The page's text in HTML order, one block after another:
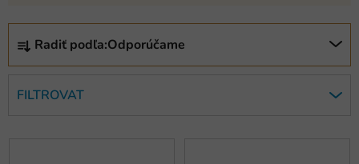
R
d
Radiť podľa:Odporúčame
FILTROVAT